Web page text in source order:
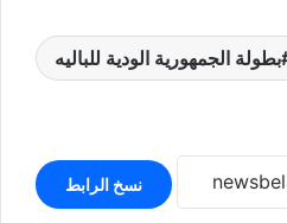
بطولة الجمهورية الودية للباليه
نسخ الرابط